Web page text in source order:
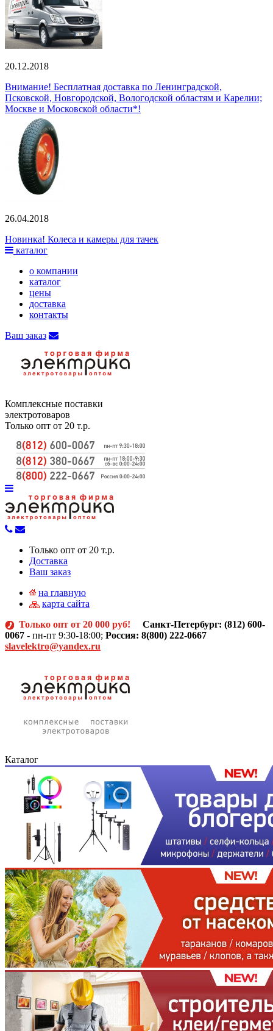
20.12.2018
Внимание! Бесплатная доставка по Ленинградской,
Псковской, Новгородской, Вологодской областям и Карелии;
Москве и Московской области*!
26.04.2018
Новинка! Колеса и камеры для тачек
каталог
о компании
каталог
цены
доставка
контакты
Ваш заказ
Комплексные поставки
электротоваров
Только опт от 20 т.р.
Только опт от 20 т.р.
Доставка
Ваш заказ
на главную
карта сайта
Только опт от 20 000 руб! Санкт-Петербург: (812) 600-
0067 - пн-пт 9:30-18:00; Россия: 8(800) 222-0667
slavelektro@yandex.ru
Каталог